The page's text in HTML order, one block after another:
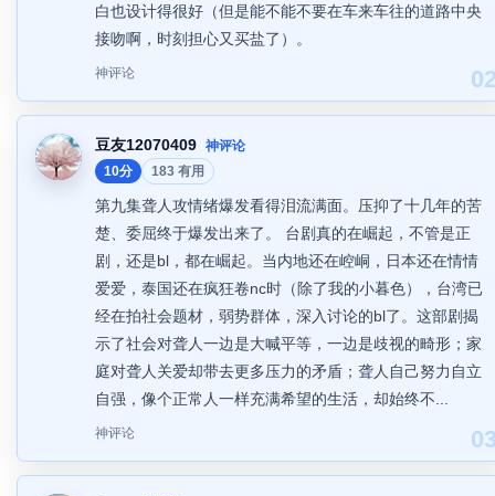
白也设计得很好（但是能不能不要在车来车往的道路中央
接吻啊，时刻担心又买盐了）。
神评论
豆友12070409 神评论
10分
183 有用
第九集聋人攻情绪爆发看得泪流满面。压抑了十几年的苦
楚、委屈终于爆发出来了。 台剧真的在崛起，不管是正
剧，还是bl，都在崛起。当内地还在崆峒，日本还在情情
爱爱，泰国还在疯狂卷nc时（除了我的小暮色），台湾已
经在拍社会题材，弱势群体，深入讨论的bl了。这部剧揭
示了社会对聋人一边是大喊平等，一边是歧视的畸形；家
庭对聋人关爱却带去更多压力的矛盾；聋人自己努力自立
自强，像个正常人一样充满希望的生活，却始终不...
神评论